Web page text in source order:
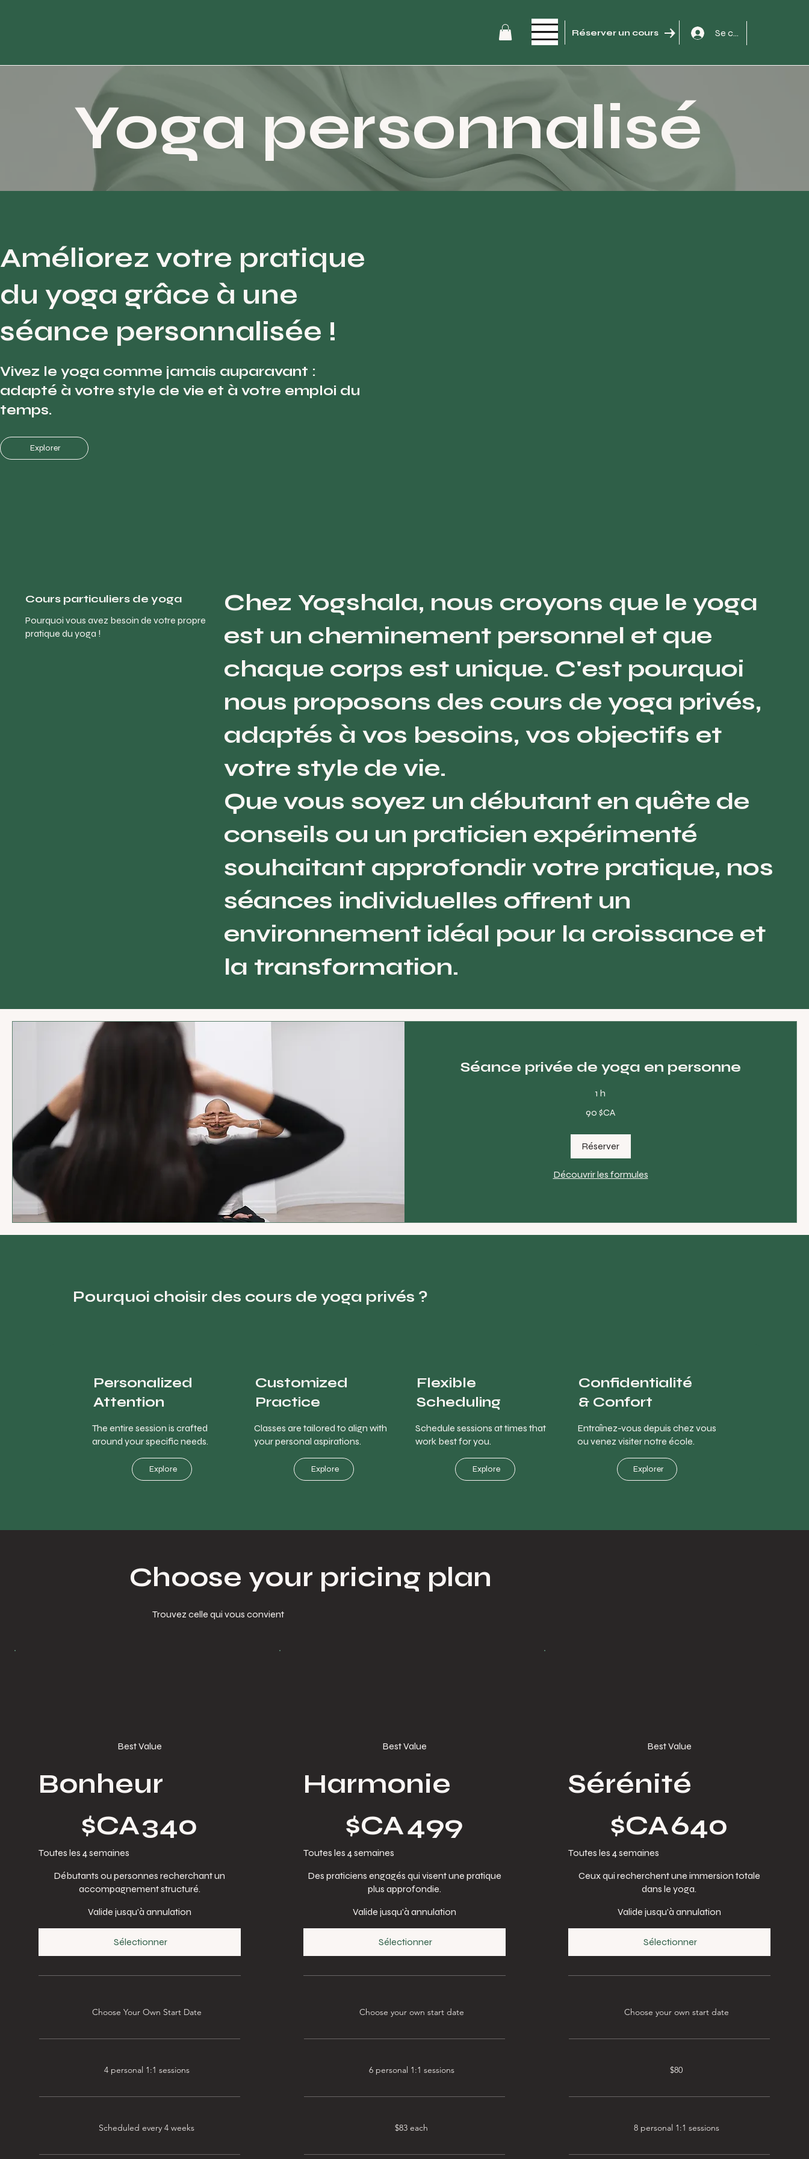
Réserver un cours Se connecter
Yoga personnalisé
Séance privée de yoga en personne
1 h
90 $CA
Réserver
Découvrir les formules
Améliorez votre pratique
du yoga grâce à une
séance personnalisée !
Vivez le yoga comme jamais auparavant :
adapté à votre style de vie et à votre emploi du
temps.
Explorer
Pourquoi choisir des cours de yoga privés ?
Personalized
Attention
The entire session is crafted
around your specific needs.
Explore
Customized
Practice
Classes are tailored to align with
your personal aspirations.
Explore
Flexible
Scheduling
Schedule sessions at times that
work best for you.
Explore
Confidentialité
& Confort
Entraînez-vous depuis chez vous
ou venez visiter notre école.
Explorer
Best Value
Bonheur
$CA340
Toutes les 4 semaines
Débutants ou personnes recherchant un
accompagnement structuré.
Valide jusqu'à annulation
Sélectionner
Choose Your Own Start Date
4 personal 1:1 sessions
Scheduled every 4 weeks
Best Value
Harmonie
$CA499
Toutes les 4 semaines
Des praticiens engagés qui visent une pratique
plus approfondie.
Valide jusqu'à annulation
Sélectionner
Choose your own start date
6 personal 1:1 sessions
$83 each
Best Value
Sérénité
$CA640
Toutes les 4 semaines
Ceux qui recherchent une immersion totale
dans le yoga.
Valide jusqu'à annulation
Sélectionner
Choose your own start date
$80
8 personal 1:1 sessions
Choose your pricing plan
Trouvez celle qui vous convient
Pourquoi vous avez besoin de votre propre
pratique du yoga !
Cours particuliers de yoga
Chez Yogshala, nous croyons que le yoga
est un cheminement personnel et que
chaque corps est unique. C'est pourquoi
nous proposons des cours de yoga privés,
adaptés à vos besoins, vos objectifs et
votre style de vie.
Que vous soyez un débutant en quête de
conseils ou un praticien expérimenté
souhaitant approfondir votre pratique, nos
séances individuelles offrent un
environnement idéal pour la croissance et
la transformation.